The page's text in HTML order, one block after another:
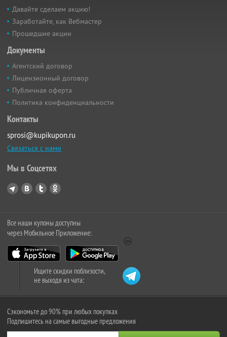
Давайте сделаем акцию!
Заработайте, как Вебмастер
Прошедшие акции
Документы
Агентский договор
Лицензионный договор
Публичная оферта
Политика конфиденциальности
Контакты
sprosi@kupikupon.ru
Связаться с нами
Мы в Соцсетях
Все наши купоны доступны
через Мобильное Приложение:
Ищите скидки поблизости,
не выходя из чата:
Сэкономьте до 90% при любых покупках
Подпишитесь на самые выгодные предложения